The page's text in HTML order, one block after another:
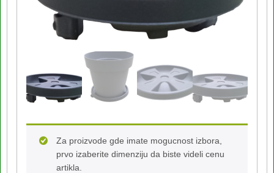
Za proizvode gde imate mogucnost izbora,
prvo izaberite dimenziju da biste videli cenu
artikla.